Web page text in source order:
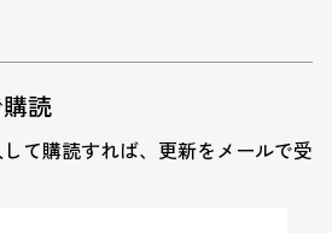
読
て購読すれば、更新をメールで受